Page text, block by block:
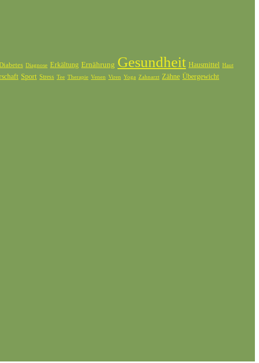
Diagnose Erkältung Ernährung Gesundheit Hausmittel Haut
Sport Stress Tee Therapie Venen Viren Yoga Zahnarzt Zähne Übergewicht